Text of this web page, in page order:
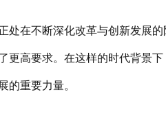
处在不断深化改革与创新发展
更高要求。在这样的时代背景
的重要力量。